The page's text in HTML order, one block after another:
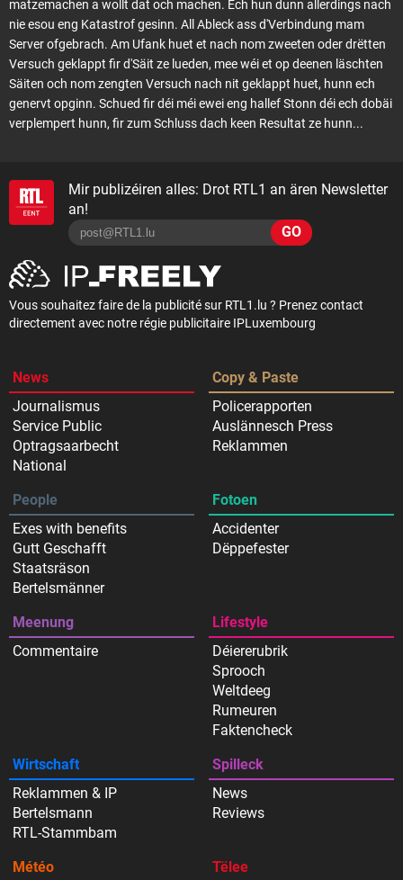
matzemachen a wollt dat och machen. Ech hun dunn allerdings nach
nie esou eng Katastrof gesinn. All Ableck ass d'Verbindung mam
Server ofgebrach. Am Ufank huet et nach nom zweeten oder drëtten
Versuch geklappt fir d'Säit ze lueden, mee wéi et op deenen läschten
Säiten och nom zengten Versuch nach nit geklappt huet, hunn ech
genervt opginn. Schued fir déi méi ewei eng hallef Stonn déi ech dobäi
verplempert hunn, fir zum Schluss dach keen Resultat ze hunn...
Mir publizéiren alles: Drot RTL1 an ären Newsletter
an!
GO
Vous souhaitez faire de la publicité sur RTL1.lu ? Prenez contact
directement avec notre régie publicitaire IPLuxembourg
News
Journalismus
Service Public
Optragsaarbecht
National
Copy & Paste
Policerapporten
Auslännesch Press
Reklammen
People
Exes with benefits
Gutt Geschafft
Staatsräson
Bertelsmänner
Fotoen
Accidenter
Dëppefester
Meenung
Commentaire
Lifestyle
Déiererubrik
Sprooch
Weltdeeg
Rumeuren
Faktencheck
Wirtschaft
Reklammen & IP
Bertelsmann
RTL-Stammbam
Spilleck
News
Reviews
Météo Tëlee